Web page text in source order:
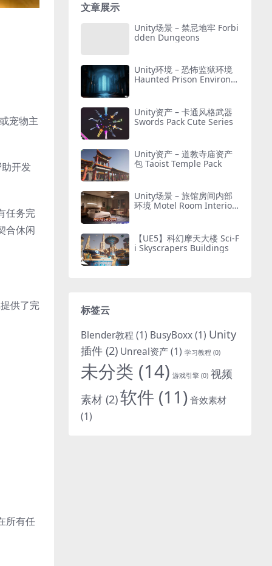
宠物主
开发
任务完
合休闲
供了完
所有任
文章展示
Unity场景 – 禁忌地牢 Forbi
dden Dungeons
Unity环境 – 恐怖监狱环境
Haunted Prison Environm
Unity资产 – 卡通风格武器
Swords Pack Cute Series
Unity资产 – 道教寺庙资产
包 Taoist Temple Pack
Unity场景 – 旅馆房间内部
环境 Motel Room Interior
【UE5】科幻摩天大楼 Sci-F
i Skyscrapers Buildings
标签云
Blender教程 (1) BusyBoxx(1) Unity
插件 (2) Unreal资产(1) 学习教程 (0)
未分类 (14) 游戏引擎 (0) 视频
素材 (2)软件 (11)音效素材
(1)